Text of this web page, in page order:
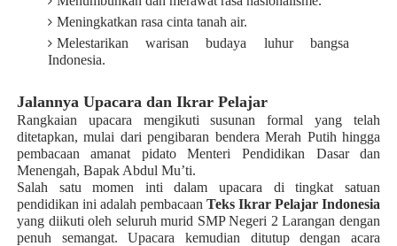
Meningkatkan rasa cinta tanah air.
Melestarikan warisan budaya luhur bangsa
Indonesia.
Jalannya Upacara dan Ikrar Pelajar
Rangkaian upacara mengikuti susunan formal yang telah
ditetapkan, mulai dari pengibaran bendera Merah Putih hingga
pembacaan amanat pidato Menteri Pendidikan Dasar dan
Menengah, Bapak Abdul Mu’ti.
Salah satu momen inti dalam upacara di tingkat satuan
pendidikan ini adalah pembacaan Teks Ikrar Pelajar Indonesia
yang diikuti oleh seluruh murid SMP Negeri 2 Larangan dengan
penuh semangat. Upacara kemudian ditutup dengan acara